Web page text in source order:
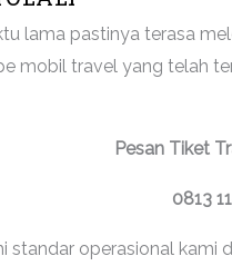
lama pastinya terasa
mobil travel yang telah
Pesan Tiket
0813
standar operasional